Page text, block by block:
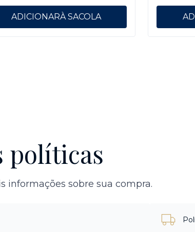
ADICIONAR
políticas
informações sobre sua compra.